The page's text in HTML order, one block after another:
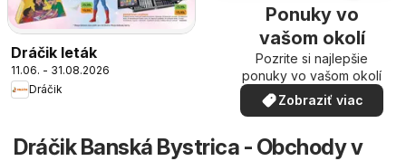
Dráčik leták
11.06. - 31.08.2026
Dráčik
Ponuky vo
vašom okolí
Pozrite si najlepšie
ponuky vo vašom okolí
Zobraziť viac
Dráčik Banská Bystrica - Obchody v